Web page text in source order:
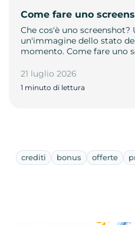
Come fare uno
Che cos'è uno screenshot?
un'immagine dello stato
momento. Come fare uno
21 luglio 2026
1 minuto di lettura
crediti bonus offerte